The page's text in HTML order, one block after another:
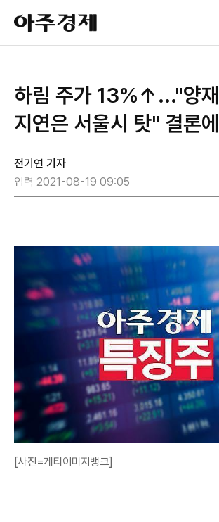
아
주
경
하림 주가 13%↑..."양재
지연은 서울시 탓" 결론
전기연 기자
입력 2021-08-19 09:05
[사진=게티이미지뱅크]